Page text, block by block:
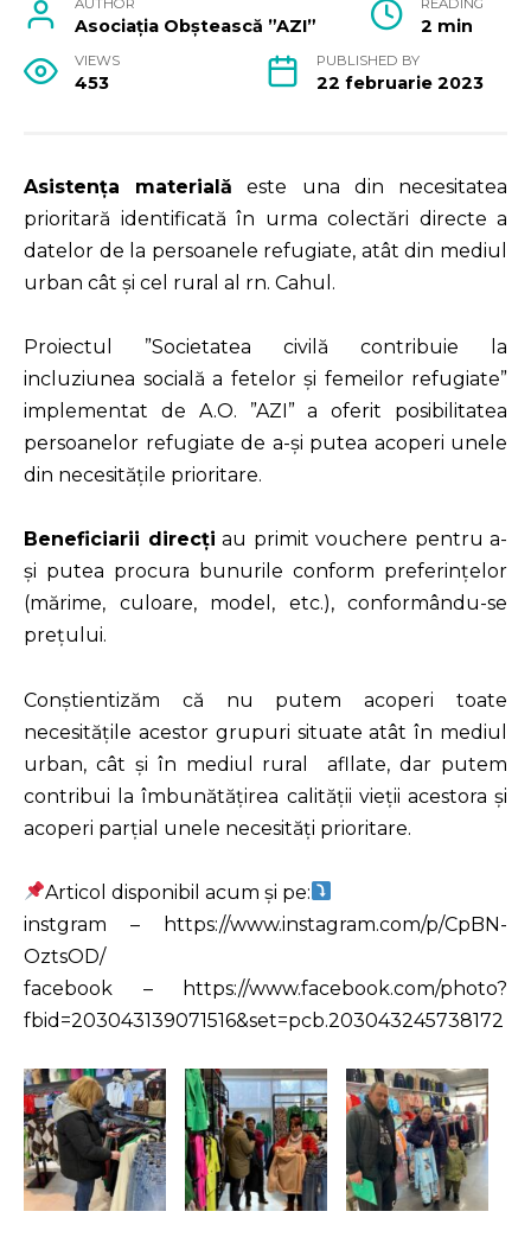
AUTHOR
Asociația Obștească ”AZI”
READING
2 min
VIEWS
453
PUBLISHED BY
22 februarie 2023
Asistența materială este una din necesitatea
prioritară identificată în urma colectări directe a
datelor de la persoanele refugiate, atât din mediul
urban cât și cel rural al rn. Cahul.
Proiectul ”Societatea civilă contribuie la
incluziunea socială a fetelor și femeilor refugiate”
implementat de A.O. ”AZI” a oferit posibilitatea
persoanelor refugiate de a-și putea acoperi unele
din necesitățile prioritare.
Beneficiarii direcți au primit vouchere pentru a-
și putea procura bunurile conform preferințelor
(mărime, culoare, model, etc.), conformându-se
prețului.
Conștientizăm că nu putem acoperi toate
necesitățile acestor grupuri situate atât în mediul
urban, cât și în mediul rural afllate, dar putem
contribui la îmbunătățirea calității vieții acestora și
acoperi parțial unele necesități prioritare.
Articol disponibil acum și pe:
instgram – https://www.instagram.com/p/CpBN-
OztsOD/
facebook – https://www.facebook.com/photo?
fbid=203043139071516&set=pcb.203043245738172